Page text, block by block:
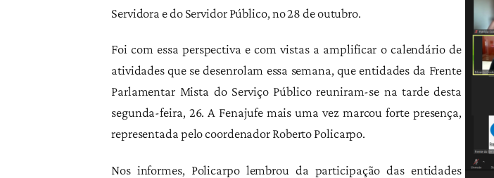
Servidora e do Servidor Público, no 28 de outubro.
Foi com essa perspectiva e com vistas a amplificar o calendário de
atividades que se desenrolam essa semana, que entidades da Frente
Parlamentar Mista do Serviço Público reuniram-se na tarde desta
segunda-feira, 26. A Fenajufe mais uma vez marcou forte presença,
representada pelo coordenador Roberto Policarpo.
Nos informes, Policarpo lembrou da participação das entidades